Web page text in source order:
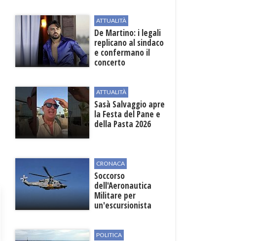
sviluppo
ATTUALITÀ
De Martino: i legali
replicano al sindaco
e confermano il
concerto
ATTUALITÀ
Sasà Salvaggio apre
la Festa del Pane e
della Pasta 2026
CRONACA
Soccorso
dell'Aeronautica
Militare per
un'escursionista
POLITICA